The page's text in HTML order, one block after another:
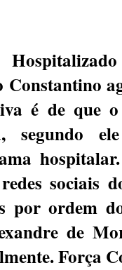
é de que
segundo
sociais
por ordem
de
Força